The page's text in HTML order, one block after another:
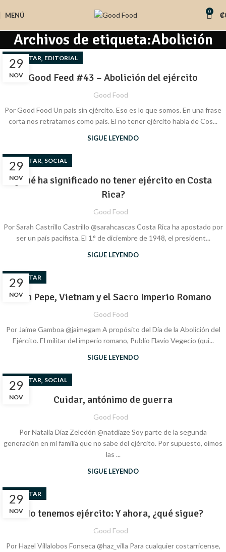
MENÚ 0 ₡
Archivos de etiqueta:Abolición
29
NOV
BIENESTAR, EDITORIAL
Good Feed #43 – Abolición del ejército
Good Food
Por Good Food Un país sin ejército. Eso es lo que somos. En una frase
corta nos retratamos como país. El no tener ejército habla de Cos...
SIGUE LEYENDO
29
NOV
BIENESTAR, SOCIAL
¿Qué ha significado no tener ejército en Costa
Rica?
Good Food
Por Sarah Castrillo Castrillo @sarahcascas Costa Rica ha apostado por
ser un país pacifista. El 1.° de diciembre de 1948, el president...
SIGUE LEYENDO
29
NOV
BIENESTAR
Don Pepe, Vietnam y el Sacro Imperio Romano
Good Food
Por Jaime Gamboa @jaimegam A propósito del Día de la Abolición del
Ejército. El militar del imperio romano, Publio Flavio Vegecio (qui...
SIGUE LEYENDO
29
NOV
BIENESTAR, SOCIAL
Cuidar, antónimo de guerra
Good Food
Por Natalia Díaz Zeledón @natdiaze Soy parte de la segunda
generación en mi familia que no sabe del ejército. Por supuesto, oímos
las ...
SIGUE LEYENDO
29
NOV
BIENESTAR
No tenemos ejército: Y ahora, ¿qué sigue?
Good Food
Por Hazel Villalobos Fonseca @haz_villa Para cualquier costarricense,